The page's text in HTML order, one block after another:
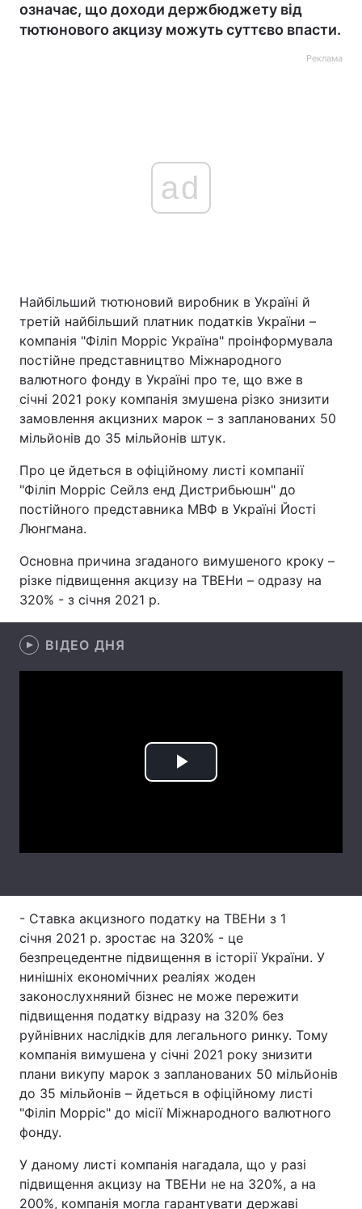
Війна
Спорт Наука
Техно і зв'язок Лайт
Зброя Інциденти
Здоров'я Туризм
Екологія Регіони
Лонгріди
Відео з Youtube
Інтерв'ю
Архів
означає, що доходи держбюджету від
тютюнового акцизу можуть суттєво впасти.
Реклама
ad
Найбільший тютюновий виробник в Україні й
третій найбільший платник податків України –
компанія "Філіп Морріс Україна" проінформувала
постійне представництво Міжнародного
валютного фонду в Україні про те, що вже в
січні 2021 року компанія змушена різко знизити
замовлення акцизних марок – з запланованих 50
мільйонів до 35 мільйонів штук.
Про це йдеться в офіційному листі компанії
"Філіп Морріс Сейлз енд Дистрибьюшн" до
постійного представника МВФ в Україні Йості
Люнгмана.
Основна причина згаданого вимушеного кроку –
різке підвищення акцизу на ТВЕНи – одразу на
320% - з січня 2021 р.
ВІДЕО ДНЯ
Play
- Ставка акцизного податку на ТВЕНи з 1
січня 2021 р. зростає на 320% - це
безпрецедентне підвищення в історії України. У
нинішніх економічних реаліях жоден
законослухняний бізнес не може пережити
підвищення податку відразу на 320% без
руйнівних наслідків для легального ринку. Тому
компанія вимушена у січні 2021 року знизити
плани викупу марок з запланованих 50 мільйонів
до 35 мільйонів – йдеться в офіційному листі
"Філіп Морріс" до місії Міжнародного валютного
фонду.
У даному листі компанія нагадала, що у разі
підвищення акцизу на ТВЕНи не на 320%, а на
200%, компанія могла гарантувати державі